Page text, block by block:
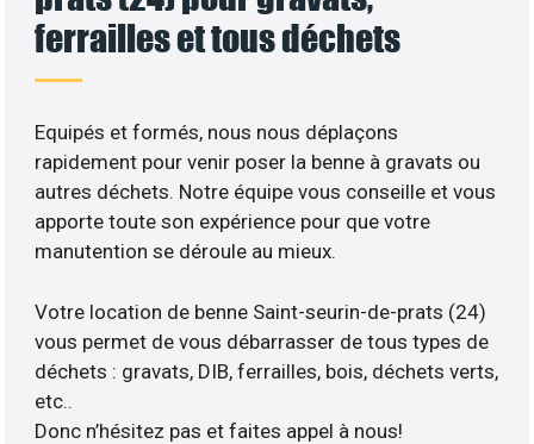
ferrailles et tous déchets
Equipés et formés, nous nous déplaçons
rapidement pour venir poser la benne à gravats ou
autres déchets. Notre équipe vous conseille et vous
apporte toute son expérience pour que votre
manutention se déroule au mieux.
Votre location de benne Saint-seurin-de-prats (24)
vous permet de vous débarrasser de tous types de
déchets : gravats, DIB, ferrailles, bois, déchets verts,
etc..
Donc n’hésitez pas et faites appel à nous!